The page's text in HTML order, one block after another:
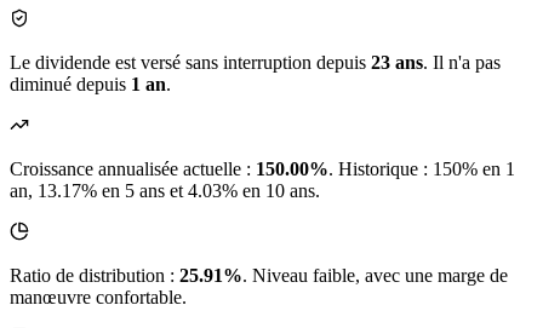
Le dividende est versé sans interruption depuis 23 ans. Il n'a pas
diminué depuis 1 an.
Croissance annualisée actuelle : 150.00%. Historique : 150% en 1
an, 13.17% en 5 ans et 4.03% en 10 ans.
Ratio de distribution : 25.91%. Niveau faible, avec une marge de
manœuvre confortable.